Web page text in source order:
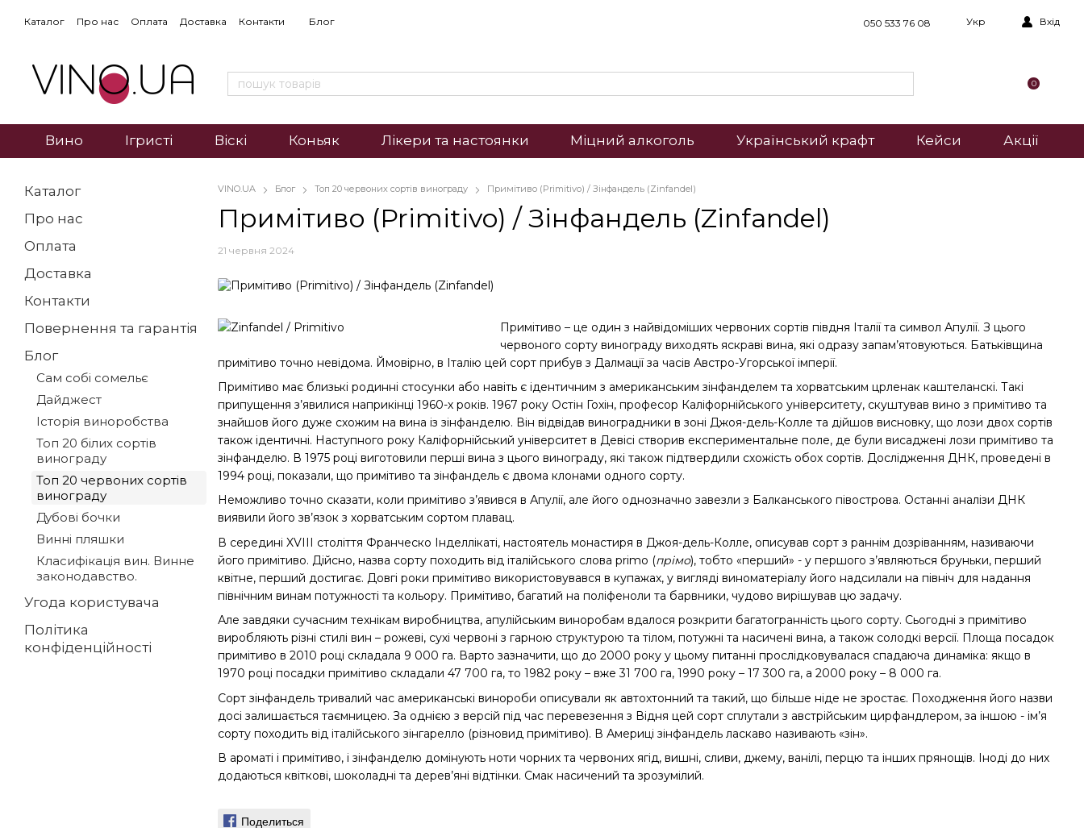
Каталог Про нас Оплата Доставка Контакти Блог 050 533 76 08 Укр Вхід
0
Вино Ігристі Віскі Коньяк Лікери та настоянки Міцний алкоголь Український крафт Кейси Акції
VINO.UA Блог Топ 20 червоних сортів винограду Примітиво (Primitivo) / Зінфандель (Zinfandel)
Примітиво (Primitivo) / Зінфандель (Zinfandel)
21 червня 2024
Примітиво – це один з найвідоміших червоних сортів півдня Італії та символ Апулії. З цього
червоного сорту винограду виходять яскраві вина, які одразу запам’ятовуються. Батьківщина
примітиво точно невідома. Ймовірно, в Італію цей сорт прибув з Далмації за часів Австро-Угорської імперії.
Примітиво має близькі родинні стосунки або навіть є ідентичним з американським зінфанделем та хорватським црленак каштеланскі. Такі
припущення з’явилися наприкінці 1960-х років. 1967 року Остін Гохін, професор Каліфорнійського університету, скуштував вино з примітиво та
знайшов його дуже схожим на вина із зінфанделю. Він відвідав виноградники в зоні Джоя-дель-Колле та дійшов висновку, що лози двох сортів
також ідентичні. Наступного року Каліфорнійський університет в Девісі створив експериментальне поле, де були висаджені лози примітиво та
зінфанделю. В 1975 році виготовили перші вина з цього винограду, які також підтвердили схожість обох сортів. Дослідження ДНК, проведені в
1994 році, показали, що примітиво та зінфандель є двома клонами одного сорту.
Неможливо точно сказати, коли примітиво з’явився в Апулії, але його однозначно завезли з Балканського півострова. Останні аналізи ДНК
виявили його зв’язок з хорватським сортом плавац.
В середині XVIII століття Франческо Інделлікаті, настоятель монастиря в Джоя-дель-Колле, описував сорт з раннім дозріванням, називаючи
його примітиво. Дійсно, назва сорту походить від італійського слова primo (прімо), тобто «перший» - у першого з’являються бруньки, перший
квітне, перший достигає. Довгі роки примітиво використовувався в купажах, у вигляді виноматеріалу його надсилали на північ для надання
північним винам потужності та кольору. Примітиво, багатий на поліфеноли та барвники, чудово вирішував цю задачу.
Але завдяки сучасним технікам виробництва, апулійським виноробам вдалося розкрити багатогранність цього сорту. Сьогодні з примітиво
виробляють різні стилі вин – рожеві, сухі червоні з гарною структурою та тілом, потужні та насичені вина, а також солодкі версії. Площа посадок
примітиво в 2010 році складала 9 000 га. Варто зазначити, що до 2000 року у цьому питанні прослідковувалася спадаюча динаміка: якщо в
1970 році посадки примітиво складали 47 700 га, то 1982 року – вже 31 700 га, 1990 року – 17 300 га, а 2000 року – 8 000 га.
Сорт зінфандель тривалий час американські винороби описували як автохтонний та такий, що більше ніде не зростає. Походження його назви
досі залишається таємницею. За однією з версій під час перевезення з Відня цей сорт сплутали з австрійським цирфандлером, за іншою - ім’я
сорту походить від італійського зінгарелло (різновид примітиво). В Америці зінфандель ласкаво називають «зін».
В ароматі і примітиво, і зінфанделю домінують ноти чорних та червоних ягід, вишні, сливи, джему, ванілі, перцю та інших прянощів. Іноді до них
додаються квіткові, шоколадні та дерев’яні відтінки. Смак насичений та зрозумілий.
Поделиться
Каталог
Про нас
Оплата
Доставка
Контакти
Повернення та гарантія
Блог
Сам собі сомельє
Дайджест
Історія виноробства
Топ 20 білих сортів
винограду
Топ 20 червоних сортів
винограду
Дубові бочки
Винні пляшки
Класифікація вин. Винне
законодавство.
Угода користувача
Політика
конфіденційності